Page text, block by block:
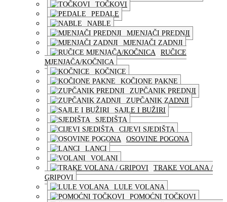
TOČKOVI
PEDALE
NABLE
MJENJAČI PREDNJI
MJENJAČI ZADNJI
RUČICE
MJENJAČA/KOČNICA
KOČNICE
KOČIONE PAKNE
ZUPČANIK PREDNJI
ZUPČANIK ZADNJI
SAJLE I BUŽIRI
SJEDIŠTA
CIJEVI SJEDIŠTA
OSOVINE POGONA
LANCI
VOLANI
TRAKE VOLANA /
GRIPOVI
LULE VOLANA
POMOĆNI TOČKOVI